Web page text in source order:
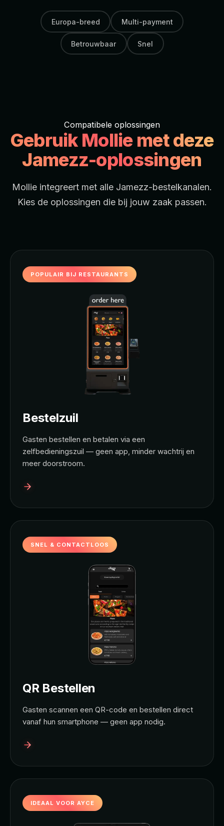
Europa-breed Multi-payment
Betrouwbaar Snel
Compatibele oplossingen
Gebruik Mollie met deze
Jamezz-oplossingen
Mollie integreert met alle Jamezz-bestelkanalen.
Kies de oplossingen die bij jouw zaak passen.
POPULAIR BIJ RESTAURANTS
Bestelzuil
Gasten bestellen en betalen via een
zelfbedieningszuil — geen app, minder wachtrij en
meer doorstroom.
SNEL & CONTACTLOOS
QR Bestellen
Gasten scannen een QR-code en bestellen direct
vanaf hun smartphone — geen app nodig.
IDEAAL VOOR AYCE